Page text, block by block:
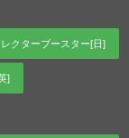
レクターブースター[日]
]